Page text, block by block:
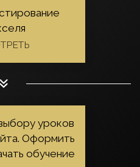
уроков
Оформить
обучение